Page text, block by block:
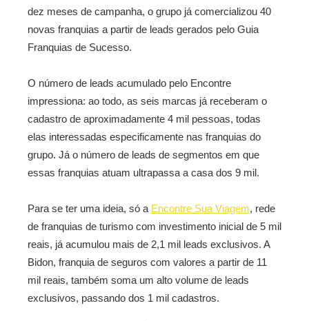
dez meses de campanha, o grupo já comercializou 40
novas franquias a partir de leads gerados pelo Guia
Franquias de Sucesso.
O número de leads acumulado pelo Encontre
impressiona: ao todo, as seis marcas já receberam o
cadastro de aproximadamente 4 mil pessoas, todas
elas interessadas especificamente nas franquias do
grupo. Já o número de leads de segmentos em que
essas franquias atuam ultrapassa a casa dos 9 mil.
Para se ter uma ideia, só a Encontre Sua Viagem, rede
de franquias de turismo com investimento inicial de 5 mil
reais, já acumulou mais de 2,1 mil leads exclusivos. A
Bidon, franquia de seguros com valores a partir de 11
mil reais, também soma um alto volume de leads
exclusivos, passando dos 1 mil cadastros.